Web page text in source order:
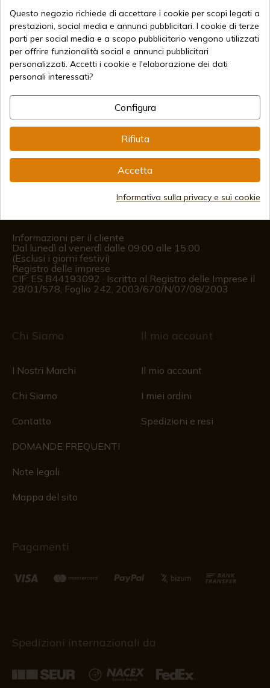
Spedizioni Internazionali
Informazione
info@aceros-de-hispania.com
Informazioni per il cliente
Dal lunedì al venerdì dalle 09:00 alle 15:00
(Esclusi i giorni festivi)
Registro delle imprese
CIF: ES B44193092 · Iscritta al Registro delle Imprese il
28/01/578, Foglio 242, 2003/670/N/07/08/2003
Chi Siamo
I Nostri Marchi
Chi Siamo
Contatto
DOMANDE FREQUENTI
Note legali
Mappa del sito
Il mio account
Il mio account
I miei ordini
Spedizioni e resi
Pagamenti
Spedizioni internazionali da
Questo negozio richiede di accettare i cookie per scopi legati a
prestazioni, social media e annunci pubblicitari. I cookie di terze
parti per social media e a scopo pubblicitario vengono utilizzati
per offrire funzionalità social e annunci pubblicitari
personalizzati. Accetti i cookie e l'elaborazione dei dati
personali interessati?
Configura
Rifiuta
Accetta
Informativa sulla privacy e sui cookie